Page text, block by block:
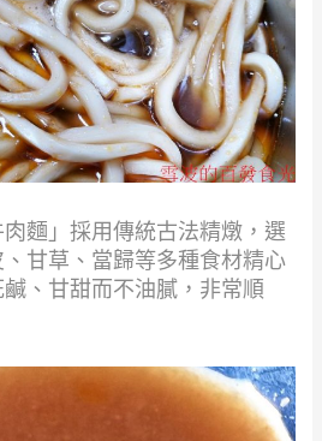
肉麵」採用傳統古法精燉，選
甘草、當歸等多種食材精心
、甘甜而不油膩，非常順